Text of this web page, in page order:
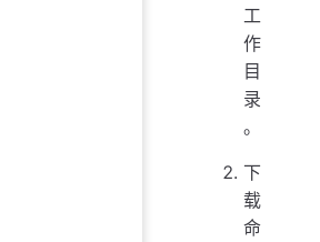
工
作
目
录
。
下
载
命